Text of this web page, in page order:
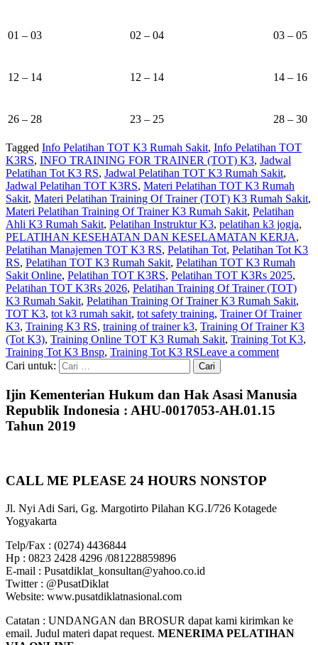
01 – 03 02 – 04 03 – 05
12 – 14 12 – 14 14 – 16
26 – 28 23 – 25 28 – 30
Tagged Info Pelatihan TOT K3 Rumah Sakit, Info Pelatihan TOT
K3RS, INFO TRAINING FOR TRAINER (TOT) K3, Jadwal
Pelatihan Tot K3 RS, Jadwal Pelatihan TOT K3 Rumah Sakit,
Jadwal Pelatihan TOT K3RS, Materi Pelatihan TOT K3 Rumah
Sakit, Materi Pelatihan Training Of Trainer (TOT) K3 Rumah Sakit,
Materi Pelatihan Training Of Trainer K3 Rumah Sakit, Pelatihan
Ahli K3 Rumah Sakit, Pelatihan Instruktur K3, pelatihan k3 jogja,
PELATIHAN KESEHATAN DAN KESELAMATAN KERJA,
Pelatihan Manajemen TOT K3 RS, Pelatihan Tot, Pelatihan Tot K3
RS, Pelatihan TOT K3 Rumah Sakit, Pelatihan TOT K3 Rumah
Sakit Online, Pelatihan TOT K3RS, Pelatihan TOT K3Rs 2025,
Pelatihan TOT K3Rs 2026, Pelatihan Training Of Trainer (TOT)
K3 Rumah Sakit, Pelatihan Training Of Trainer K3 Rumah Sakit,
TOT K3, tot k3 rumah sakit, tot safety training, Trainer Of Trainer
K3, Training K3 RS, training of trainer k3, Training Of Trainer K3
(Tot K3), Training Online TOT K3 Rumah Sakit, Training Tot K3,
Training Tot K3 Bnsp, Training Tot K3 RSLeave a comment
Cari untuk:
Ijin Kementerian Hukum dan Hak Asasi Manusia
Republik Indonesia : AHU-0017053-AH.01.15
Tahun 2019
CALL ME PLEASE 24 HOURS NONSTOP
Jl. Nyi Adi Sari, Gg. Margotirto Pilahan KG.I/726 Kotagede
Yogyakarta
Telp/Fax : (0274) 4436844
Hp : 0823 2428 4296 /081228859896
E-mail : Pusatdiklat_konsultan@yahoo.co.id
Twitter : @PusatDiklat
Website: www.pusatdiklatnasional.com
Catatan : UNDANGAN dan BROSUR dapat kami kirimkan ke
email. Judul materi dapat request. MENERIMA PELATIHAN